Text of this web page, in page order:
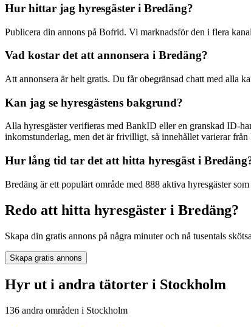
Hur hittar jag hyresgäster i Bredäng?
Publicera din annons på Bofrid. Vi marknadsför den i flera
Vad kostar det att annonsera i Bredäng?
Att annonsera är helt gratis. Du får obegränsad chatt med alla
Kan jag se hyresgästens bakgrund?
Alla hyresgäster verifieras med BankID eller en granskad ID-
inkomstunderlag, men det är frivilligt, så innehållet varierar
Hur lång tid tar det att hitta hyresgäst i
Bredäng är ett populärt område med 888 aktiva hyresgäster
Redo att hitta hyresgäster i Bredäng?
Skapa din gratis annons på några minuter och nå tusentals
Skapa gratis annons
Hyr ut i andra tätorter i Stockholm
136 andra områden i Stockholm